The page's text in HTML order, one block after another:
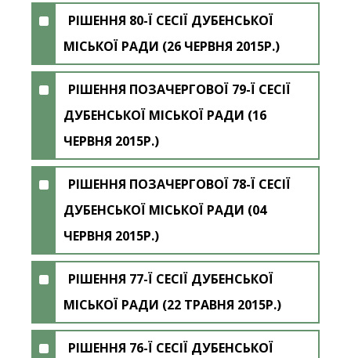
РІШЕННЯ 80-Ї СЕСІЇ ДУБЕНСЬКОЇ
МІСЬКОЇ РАДИ (26 ЧЕРВНЯ 2015Р.)
РІШЕННЯ ПОЗАЧЕРГОВОЇ 79-Ї СЕСІЇ
ДУБЕНСЬКОЇ МІСЬКОЇ РАДИ (16
ЧЕРВНЯ 2015Р.)
РІШЕННЯ ПОЗАЧЕРГОВОЇ 78-Ї СЕСІЇ
ДУБЕНСЬКОЇ МІСЬКОЇ РАДИ (04
ЧЕРВНЯ 2015Р.)
РІШЕННЯ 77-Ї СЕСІЇ ДУБЕНСЬКОЇ
МІСЬКОЇ РАДИ (22 ТРАВНЯ 2015Р.)
РІШЕННЯ 76-Ї СЕСІЇ ДУБЕНСЬКОЇ